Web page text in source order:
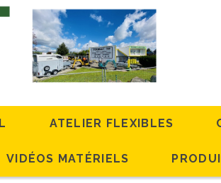
ATELIER FLEXIBLES
VIDÉOS MATÉRIELS